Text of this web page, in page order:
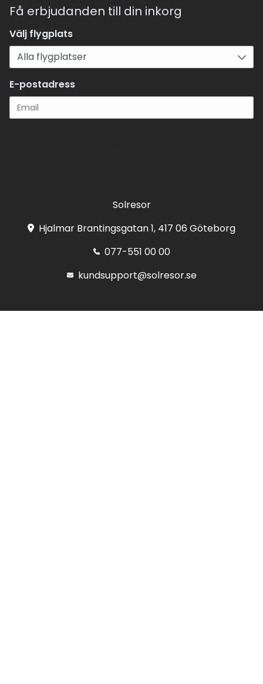
Få erbjudanden till din inkorg
Välj flygplats
E-postadress
Solresor
Hjalmar Brantingsgatan 1, 417 06 Göteborg
077-551 00 00
kundsupport@solresor.se